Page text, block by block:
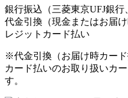
銀行振込（三菱東京UFJ銀行
代金引換（現金またはお届
レジットカード払い
※代金引換（お届け時カー
カード払いのお取り扱いカ
す。